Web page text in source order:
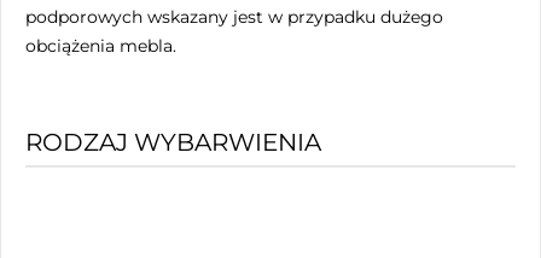
podporowych wskazany jest w przypadku dużego
obciążenia mebla.
RODZAJ WYBARWIENIA